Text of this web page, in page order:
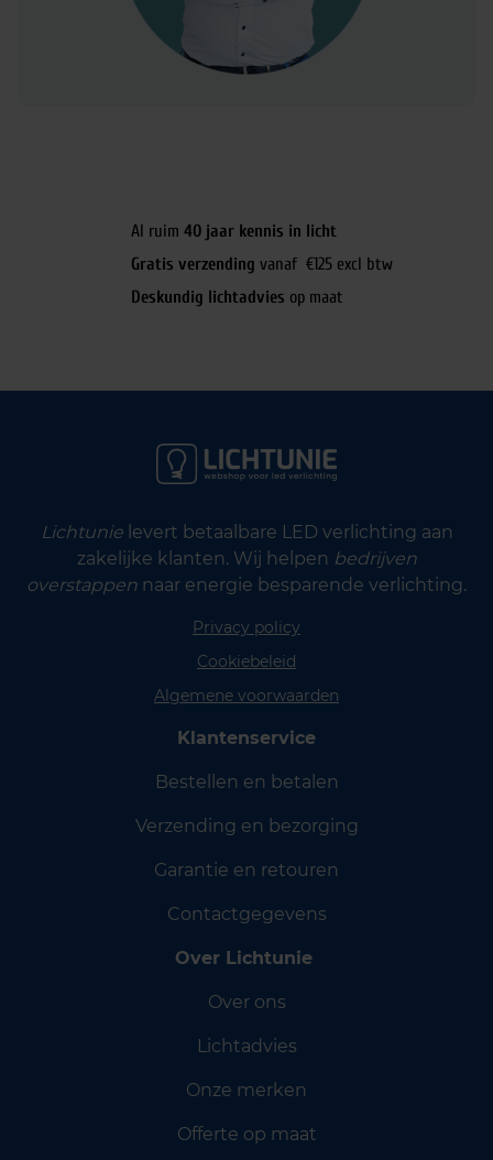
Al ruim 40 jaar kennis in licht
Gratis verzending vanaf €125 excl btw
Deskundig lichtadvies op maat
Lichtunielevert betaalbare LED verlichting aan
zakelijke klanten. Wij helpen bedrijven
overstappen naar energie besparende verlichting.
Privacy policy
Cookiebeleid
Algemene voorwaarden
Klantenservice
Bestellen en betalen
Verzending en bezorging
Garantie en retouren
Contactgegevens
Over Lichtunie
Over ons
Lichtadvies
Onze merken
Offerte op maat